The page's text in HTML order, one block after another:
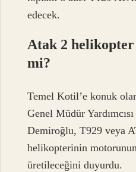
edecek.
Atak 2
mi?
Temel Kotil’e konuk
Genel Müdür
Demiroğlu, T929 veya
helikopterinin
üretileceğini duyurdu.